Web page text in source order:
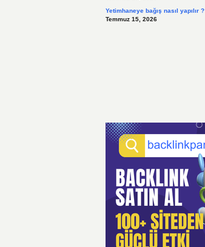
Yetimhaneye bağış nasıl yapılır ?
Temmuz 15, 2026